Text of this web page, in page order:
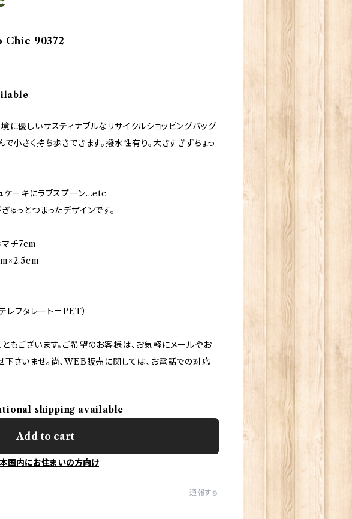
Chic 90372
優しいサスティナブルなリサイクルショッピングバッグ
小さく持ち歩きできます。撥水性有り。大きすぎずちょっ
ケーキにラブスプーン…etc
っとつまったデザインです。
チ7cm
フタレート＝PET）
もございます。ご希望のお客様は、お気軽にメールやお
さいませ。尚、WEB販売に関しては、お電話での対応
shipping available
Add to cart
国内にお住まいの方向け
通報する